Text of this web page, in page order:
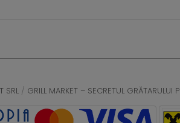
SRL / GRILL MARKET – SECRETUL GRĂTARULUI